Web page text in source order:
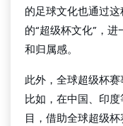
的足球文化也通过
的“超级杯文化”，
和归属感。
此外，全球超级杯赛
比如，在中国、印
目，借助全球超级